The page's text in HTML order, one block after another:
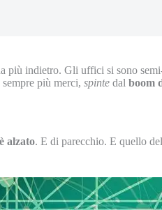
più indietro. Gli uffici si sono
più merci, spinte dal boom
alzato. E di parecchio. E quello